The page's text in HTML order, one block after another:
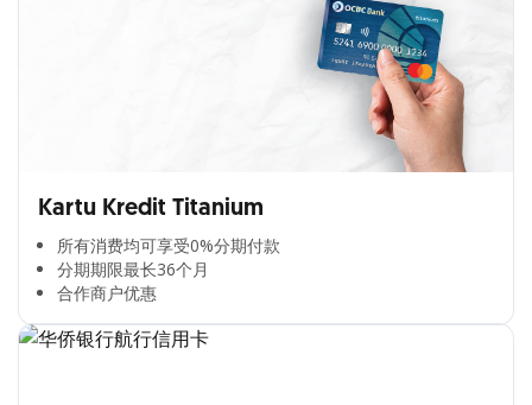
Kartu Kredit Titanium
所有消费均可享受0%分期付款​
分期期限最长36个月​
合作商户优惠​